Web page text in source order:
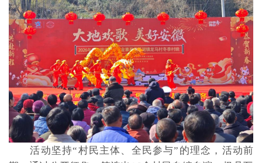
活动坚持“村民主体、全民参与”的理念，活动前